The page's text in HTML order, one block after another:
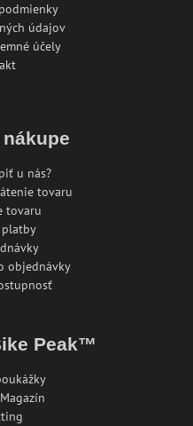
údajov
účely
u nás?
tovaru
tovaru
platby
objednávky
Peak™